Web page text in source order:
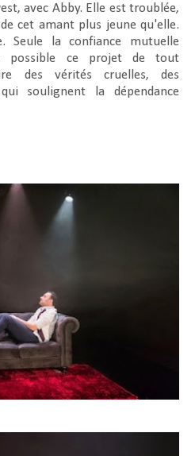
avec Abby. Elle est troublée,
cet amant plus jeune qu'elle.
Seule la confiance mutuelle
possible ce projet de tout
des vérités cruelles, des
soulignent la dépendance